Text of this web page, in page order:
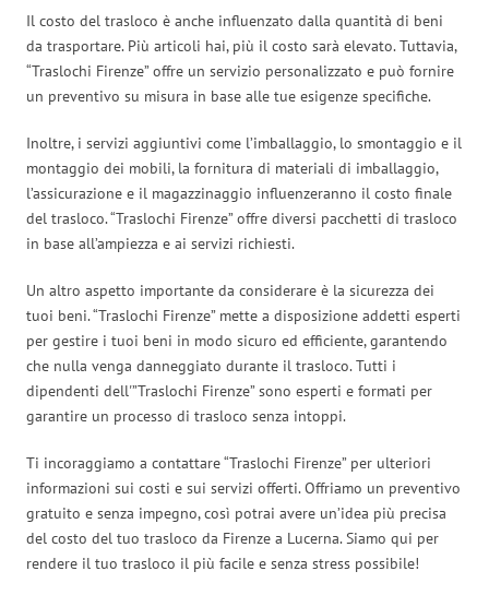
Il costo del trasloco è anche influenzato dalla quantità di beni
da trasportare. Più articoli hai, più il costo sarà elevato. Tuttavia,
“Traslochi Firenze” offre un servizio personalizzato e può fornire
un preventivo su misura in base alle tue esigenze specifiche.
Inoltre, i servizi aggiuntivi come l’imballaggio, lo smontaggio e il
montaggio dei mobili, la fornitura di materiali di imballaggio,
l’assicurazione e il magazzinaggio influenzeranno il costo finale
del trasloco. “Traslochi Firenze” offre diversi pacchetti di trasloco
in base all’ampiezza e ai servizi richiesti.
Un altro aspetto importante da considerare è la sicurezza dei
tuoi beni. “Traslochi Firenze” mette a disposizione addetti esperti
per gestire i tuoi beni in modo sicuro ed efficiente, garantendo
che nulla venga danneggiato durante il trasloco. Tutti i
dipendenti dell'”Traslochi Firenze” sono esperti e formati per
garantire un processo di trasloco senza intoppi.
Ti incoraggiamo a contattare “Traslochi Firenze” per ulteriori
informazioni sui costi e sui servizi offerti. Offriamo un preventivo
gratuito e senza impegno, così potrai avere un’idea più precisa
del costo del tuo trasloco da Firenze a Lucerna. Siamo qui per
rendere il tuo trasloco il più facile e senza stress possibile!